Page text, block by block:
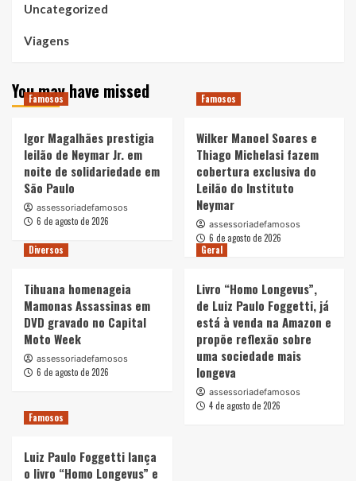
Uncategorized
Viagens
You may have missed
Famosos
Igor Magalhães prestigia
leilão de Neymar Jr. em
noite de solidariedade em
São Paulo
assessoriadefamosos
6 de agosto de 2026
Famosos
Wilker Manoel Soares e
Thiago Michelasi fazem
cobertura exclusiva do
Leilão do Instituto
Neymar
assessoriadefamosos
6 de agosto de 2026
Diversos
Tihuana homenageia
Mamonas Assassinas em
DVD gravado no Capital
Moto Week
assessoriadefamosos
6 de agosto de 2026
Geral
Livro “Homo Longevus”,
de Luiz Paulo Foggetti, já
está à venda na Amazon e
propõe reflexão sobre
uma sociedade mais
longeva
assessoriadefamosos
4 de agosto de 2026
Famosos
Luiz Paulo Foggetti lança
o livro “Homo Longevus” e